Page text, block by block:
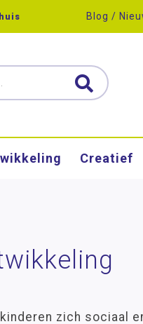
Blog /
Creatief
zich sociaal